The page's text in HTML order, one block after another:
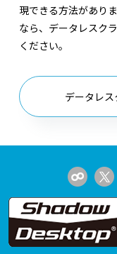
現できる方法があり
なら、データレスク
ください。
データレ